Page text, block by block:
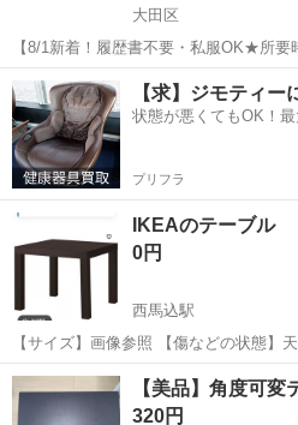
大田区
【8/1新着！履歴書不要・私服OK★所
スタート！】【大田市場内でのドライ
い可！交通費全額支給！】青果市場での
務 【お仕事内容】 ・トラッ...
東京 大田区 その他
【求】ジモティー
状態が悪くてもOK！
プリフラ
IKEAのテーブル
0円
西馬込駅
【サイズ】画像参照 【傷などの状態】
ポイント】状態はいいのでまだまだ使えます！ ドタキャン
中古品のためや状態などが目安であるこ
東京 大田区 西馬込駅 テーブ
【美品】角度可変
320円